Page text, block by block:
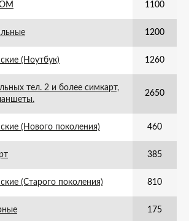
1100
1200
(Ноутбук) 1260
тел. 2 и более симкарт,
2650
(Нового поколения) 460
385
(Старого поколения) 810
175